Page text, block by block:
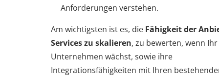
Anforderungen verstehen.
Am wichtigsten ist es, die Fähigkeit der
Services zu skalieren, zu bewerten, wenn Ihr
Unternehmen wächst, sowie ihre
Integrationsfähigkeiten mit Ihren